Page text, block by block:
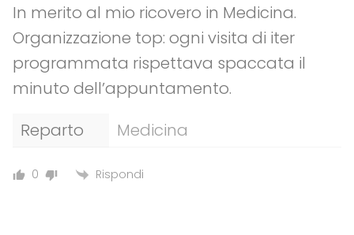
In merito al mio ricovero in Medicina.
Organizzazione top: ogni visita di iter
programmata rispettava spaccata il
minuto dell’appuntamento.
Reparto
Medicina
0 Rispondi